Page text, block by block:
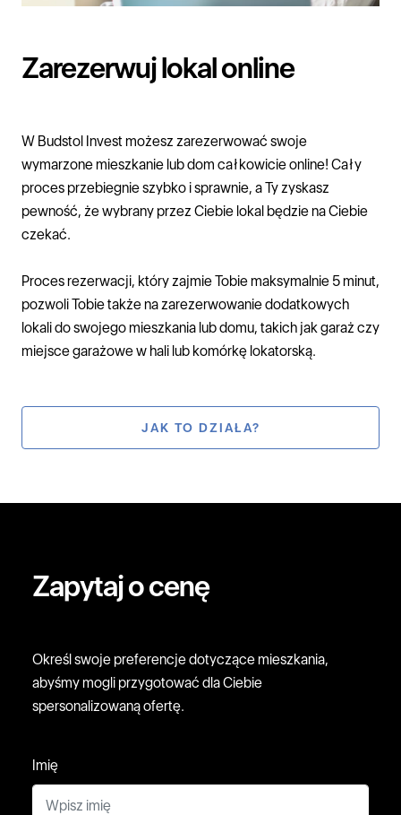
Zarezerwuj lokal online
W Budstol Invest możesz zarezerwować swoje
wymarzonemieszkanie lubdom całkowicie online! Cały
proces przebiegnie szybko i sprawnie, a Ty zyskasz
pewność, że wybrany przez Ciebie lokal będzie na Ciebie
czekać.
Proces rezerwacji, który zajmie Tobie maksymalnie 5 minut,
pozwoli Tobie także na zarezerwowanie dodatkowych
lokali do swojego mieszkania lub domu, takich jak garaż czy
miejsce garażowe w hali lub komórkę lokatorską.
JAK TO DZIAŁA?
Zapytaj o cenę
Określ swoje preferencje dotyczące mieszkania,
abyśmy mogli przygotować dla Ciebie
spersonalizowaną ofertę.
Imię